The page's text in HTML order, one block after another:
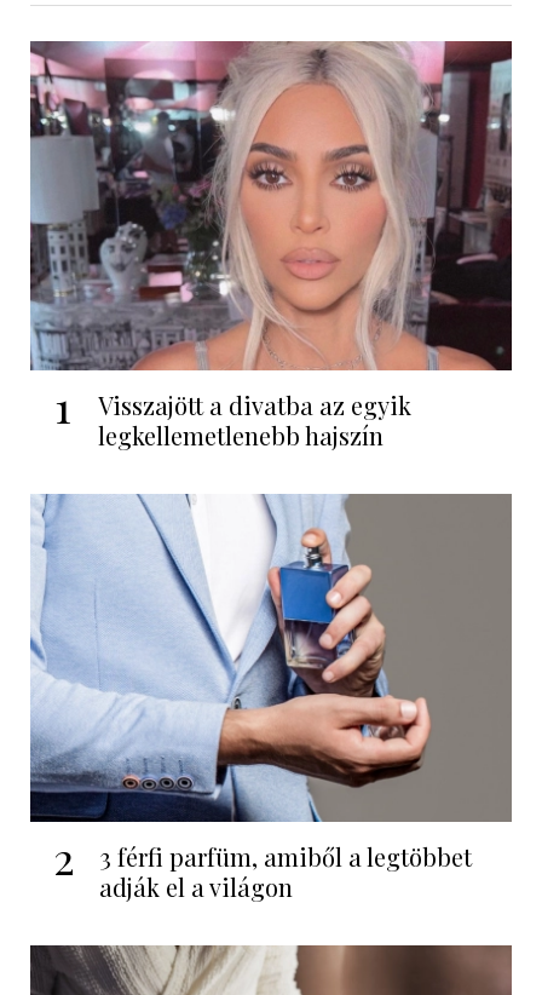
1
Visszajött a divatba az egyik
legkellemetlenebb hajszín
2
3 férfi parfüm, amiből a legtöbbet
adják el a világon